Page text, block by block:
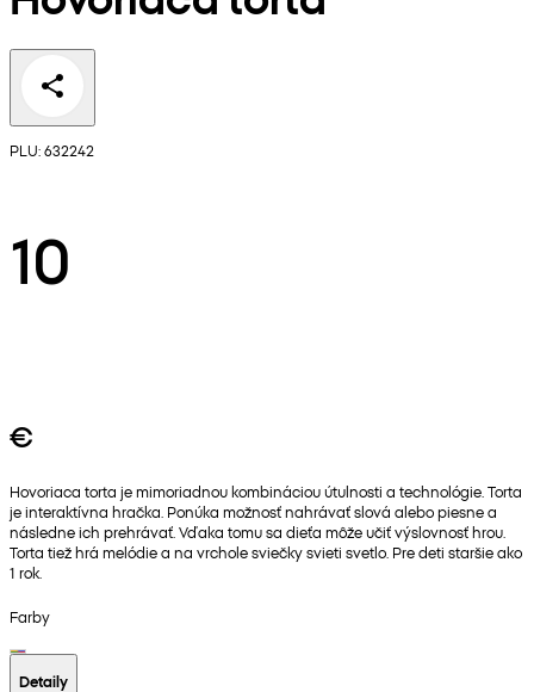
PLU: 632242
10
€
Hovoriaca torta je mimoriadnou kombináciou útulnosti a technológie. Torta
je interaktívna hračka. Ponúka možnosť nahrávať slová alebo piesne a
následne ich prehrávať. Vďaka tomu sa dieťa môže učiť výslovnosť hrou.
Torta tiež hrá melódie a na vrchole sviečky svieti svetlo. Pre deti staršie ako
1 rok.
Farby
Detaily